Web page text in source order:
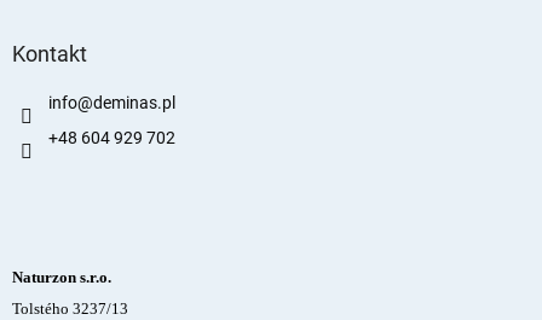
Kontakt
info@deminas.pl
+48 604 929 702
Naturzon s.r.o.
Tolstého 3237/13